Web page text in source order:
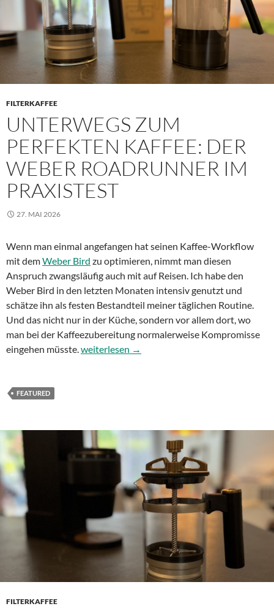
FILTERKAFFEE
UNTERWEGS ZUM
PERFEKTEN KAFFEE: DER
WEBER ROADRUNNER IM
PRAXISTEST
27. MAI 2026
Wenn man einmal angefangen hat seinen Kaffee-Workflow
mit demWeber Bird zu optimieren, nimmt man diesen
Anspruch zwangsläufig auch mit auf Reisen. Ich habe den
Weber Bird in den letzten Monaten intensiv genutzt und
schätze ihn als festen Bestandteil meiner täglichen Routine.
Und das nicht nur in der Küche, sondern vor allem dort, wo
man bei der Kaffeezubereitung normalerweise Kompromisse
eingehen müsste.Unterwegs zum perfekten Kaffee: Der Weber
weiterlesen →
FEATURED
FILTERKAFFEE